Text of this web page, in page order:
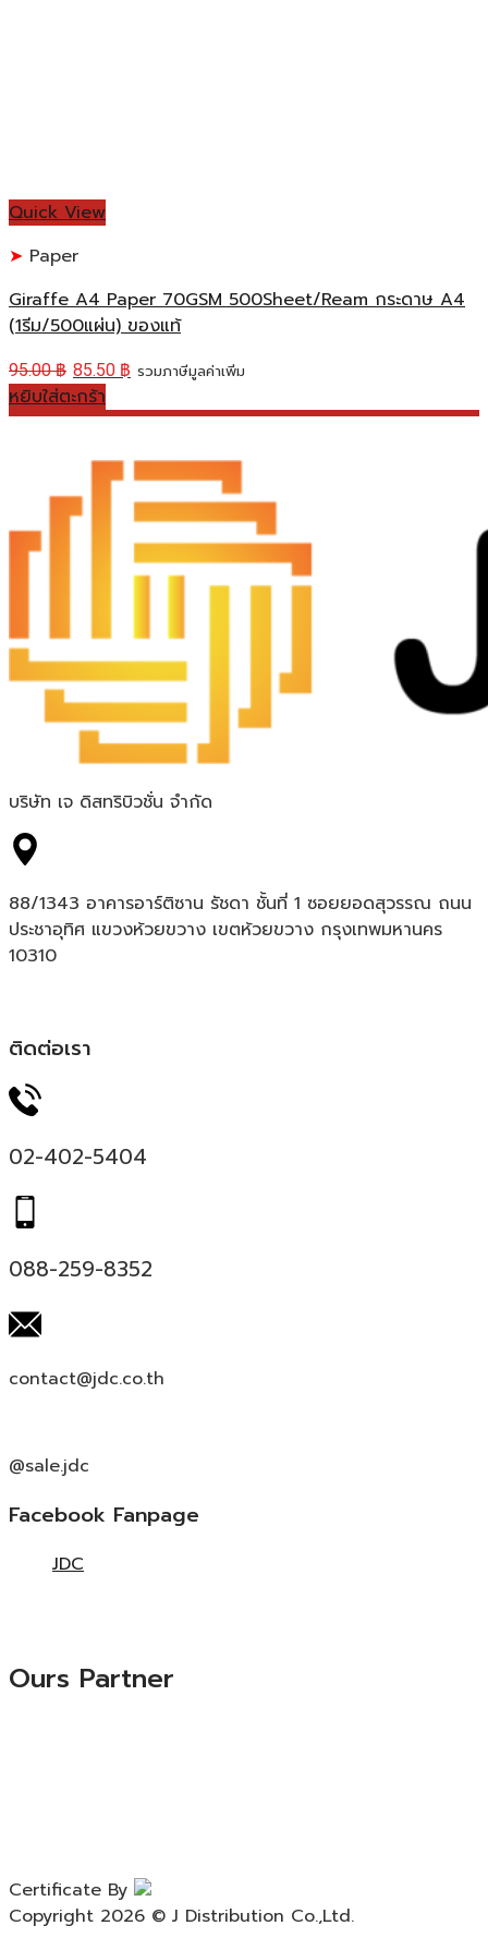
Quick View
Paper
Giraffe A4 Paper 70GSM 500Sheet/Ream กระดาษ A4
(1รีม/500แผ่น) ของแท้
95.00฿ 85.50 ฿ รวมภาษีมูลค่าเพิ่ม
หยิบใส่ตะกร้า
บริษัท เจ ดิสทริบิวชั่น จำกัด
88/1343 อาคารอาร์ติซาน รัชดา ชั้นที่ 1 ซอยยอดสุวรรณ ถนน
ประชาอุทิศ แขวงห้วยขวาง เขตห้วยขวาง กรุงเทพมหานคร
10310
ติดต่อเรา
02-402-5404
088-259-8352
contact@jdc.co.th
@sale.jdc
Facebook Fanpage
JDC
Ours Partner
Certificate By
Copyright 2026 © J Distribution Co.,Ltd.